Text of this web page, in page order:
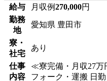
給与 月収例270,000円
勤務
地
愛知県 豊田市
寮・
社宅
あり
仕事
内容
≪寮完備・月収27
フォーク・運搬 日勤